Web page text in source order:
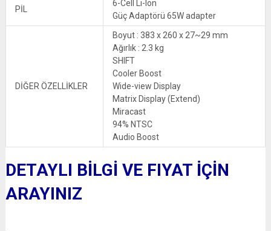
PİL
6-Cell Li-Ion
Güç Adaptörü 65W adapter
DİĞER ÖZELLİKLER
Boyut : 383 x 260 x 27~29 mm
Ağırlık : 2.3 kg
SHIFT
Cooler Boost
Wide-view Display
Matrix Display (Extend)
Miracast
94% NTSC
Audio Boost
DETAYLI BİLGİ VE FIYAT İÇİN
ARAYINIZ